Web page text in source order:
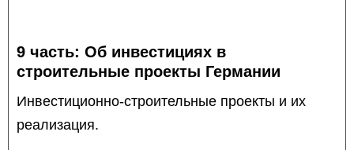
9 часть: Об инвестициях в
строительные проекты Германии
Инвестиционно-строительные проекты и их
реализация.